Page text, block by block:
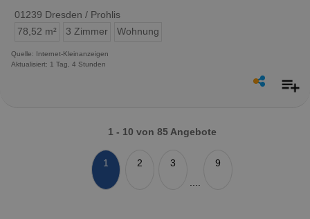
01239 Dresden / Prohlis
78,52 m²
3 Zimmer Wohnung
Quelle: Internet-Kleinanzeigen
Aktualisiert: 1 Tag, 4 Stunden
1 - 10 von 85 Angebote
1 2
3
9